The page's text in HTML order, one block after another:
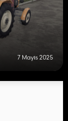
7 Mayıs 2025